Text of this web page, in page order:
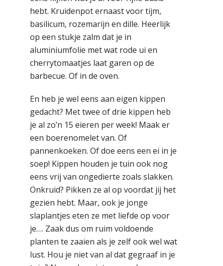
hebt. Kruidenpot ernaast voor tijm,
basilicum, rozemarijn en dille. Heerlijk
op een stukje zalm dat je in
aluminiumfolie met wat rode ui en
cherrytomaatjes laat garen op de
barbecue. Of in de oven.
En heb je wel eens aan eigen kippen
gedacht? Met twee of drie kippen heb
je al zo’n 15 eieren per week! Maak er
een boerenomelet van. Of
pannenkoeken. Of doe eens een ei in je
soep! Kippen houden je tuin ook nog
eens vrij van ongedierte zoals slakken.
Onkruid? Pikken ze al op voordat jij het
gezien hebt. Maar, ook je jonge
slaplantjes eten ze met liefde op voor
je…. Zaak dus om ruim voldoende
planten te zaaien als je zelf ook wel wat
lust. Hou je niet van al dat gegraaf in je